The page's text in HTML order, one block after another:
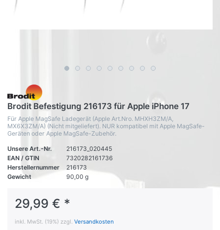
Brodit Befestigung 216173 für Apple iPhone 17
Für Apple MagSafe Ladegerät (Apple Art.Nro. MHXH3ZM/A,
MX6X3ZM/A) (Nicht mitgeliefert). NUR kompatibel mit Apple MagSafe-
Geräten oder Apple MagSafe-Zubehör.
Unsere Art.-Nr.
216173_020445
EAN / GTIN
7320282161736
Herstellernummer
216173
Gewicht
90,00 g
29,99 € *
inkl. MwSt. (19%) zzgl. Versandkosten